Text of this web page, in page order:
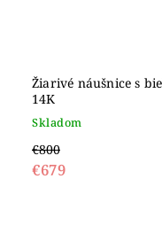
Žiarivé náušnice s
14K
Skladom
€800
€679